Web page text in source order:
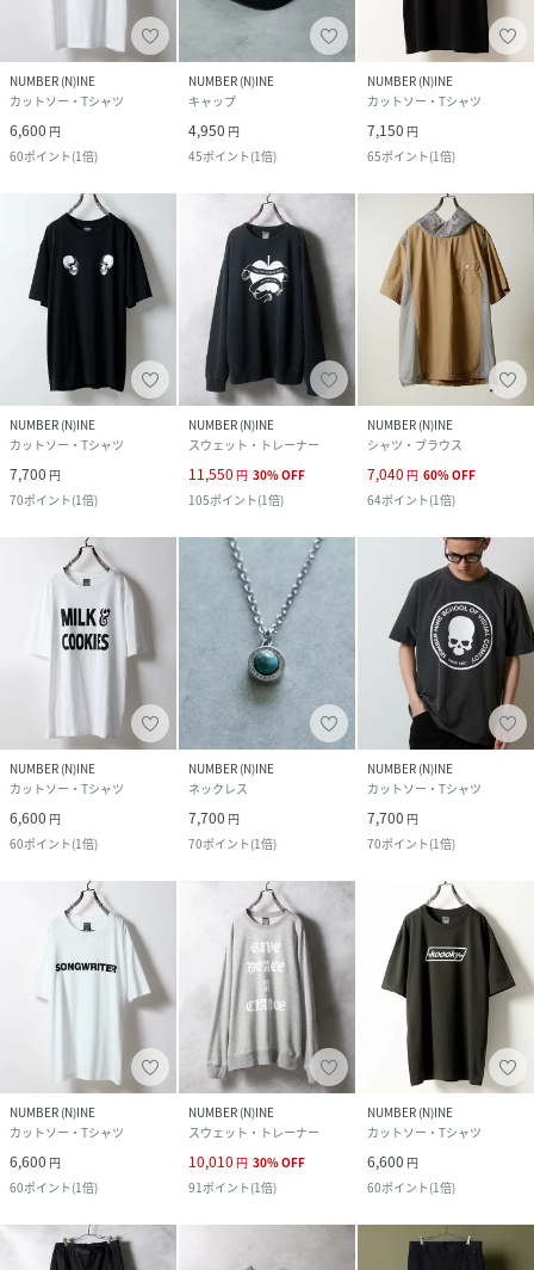
NUMBER (N)INE
カットソー・Tシャツ
6,600 円
60ポイント(1倍)
NUMBER (N)INE
キャップ
4,950 円
45ポイント(1倍)
NUMBER (N)INE
カットソー・Tシャツ
7,150 円
65ポイント(1倍)
NUMBER (N)INE
カットソー・Tシャツ
7,700 円
70ポイント(1倍)
NUMBER (N)INE
スウェット・トレーナー
11,550 円 30%OFF
105ポイント(1倍)
NUMBER (N)INE
シャツ・ブラウス
7,040 円 60%OFF
64ポイント(1倍)
NUMBER (N)INE
カットソー・Tシャツ
6,600 円
60ポイント(1倍)
NUMBER (N)INE
ネックレス
7,700 円
70ポイント(1倍)
NUMBER (N)INE
カットソー・Tシャツ
7,700 円
70ポイント(1倍)
NUMBER (N)INE
カットソー・Tシャツ
6,600 円
60ポイント(1倍)
NUMBER (N)INE
スウェット・トレーナー
10,010 円 30%OFF
91 ポイント(1倍)
NUMBER (N)INE
カットソー・Tシャツ
6,600 円
60ポイント(1倍)